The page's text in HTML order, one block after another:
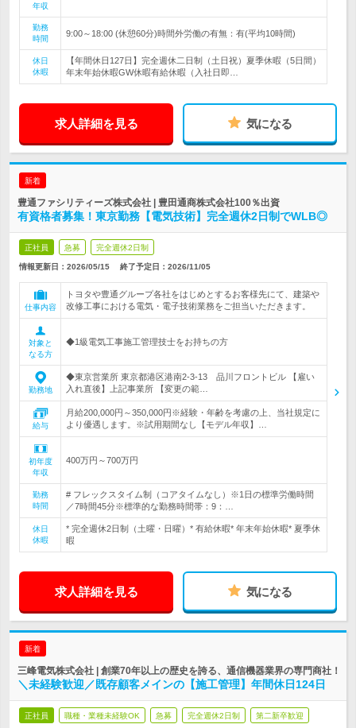
年収
勤務
時間
9:00～18:00 (休憩60分)時間外労働の有無：有(平均10時間)
休日
休暇
【年間休日127日】完全週休二日制（土日祝）夏季休暇（5日間）
年末年始休暇GW休暇有給休暇（入社日即…
求人詳細を見る 気になる
新着
豊通ファシリティーズ株式会社 | 豊田通商株式会社100％出資
有資格者募集！東京勤務【電気技術】完全週休2日制でWLB◎
正社員 急募 完全週休2日制
情報更新日：2026/05/15 終了予定日： 2026/11/05
仕事内容
トヨタや豊通グループ各社をはじめとするお客様先にて、建築や
改修工事における電気・電子技術業務をご担当いただきます。
対象と
なる方
◆1級電気工事施工管理技士をお持ちの方
勤務地
◆東京営業所 東京都港区港南2-3-13 品川フロントビル 【雇い
入れ直後】上記事業所 【変更の範…
給与
月給200,000円～350,000円※経験・年齢を考慮の上、当社規定に
より優遇します。※試用期間なし【モデル年収】…
初年度
年収
400万円～700万円
勤務
時間
# フレックスタイム制（コアタイムなし）※1日の標準労働時間
／7時間45分※標準的な勤務時間帯：9：…
休日
休暇
* 完全週休2日制（土曜・日曜）* 有給休暇* 年末年始休暇* 夏季休
暇
求人詳細を見る 気になる
新着
三峰電気株式会社 | 創業70年以上の歴史を誇る、通信機器業界の専門商社！
＼未経験歓迎／既存顧客メインの【施工管理】年間休日124日
正社員 職種・業種未経験OK 急募 完全週休2日制 第二新卒歓迎